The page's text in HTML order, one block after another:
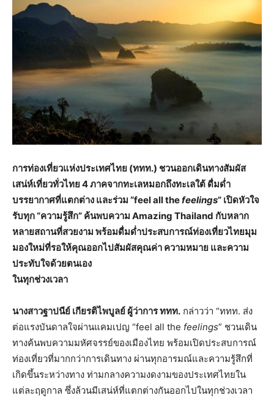
การท่องเที่ยวแห่งประเทศไทย (ททท.) ชวนออกเดินทางสัมผัส
เสน่ห์เที่ยวทั่วไทย 4 ภาคจากทะเลหมอกถึงทะเลใต้ ดื่มด่ำ
บรรยากาศที่แตกต่าง และร่วม “feel allthefeelings” เปิดหัวใจ
รับทุก “ความรู้สึก” ค้นพบความ Amazing Thailand กับหลาก
หลายสถานที่สวยงาม พร้อมดื่มด่ำประสบการณ์ท่องเที่ยวไทยมุม
มองใหม่ที่รอให้คุณออกไปสัมผัสคุณค่า ความหมาย และความ
ประทับใจด้วยตนเอง
ในทุกช่วงเวลา
นางสาวฐาปนีย์ เกียรติไพบูลย์ ผู้ว่าการ ททท. กล่าวว่า “ททท. ส่ง
ต่อแรงบันดาลใจผ่านแคมเปญ “feel all the feelings” ชวนเดิน
ทางค้นพบความมหัศจรรย์ของเมืองไทย พร้อมเปิดประสบการณ์
ท่องเที่ยวที่มากกว่าการเดินทาง ผ่านทุกอารมณ์และความรู้สึกที่
เกิดขึ้นระหว่างทาง ท่ามกลางความงดงามของประเทศไทยใน
แต่ละฤดูกาล ซึ่งล้วนมีเสน่ห์ที่แตกต่างกันออกไปในทุกช่วงเวลา